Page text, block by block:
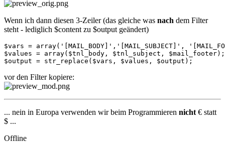
Wenn ich dann diesen 3-Zeiler (das gleiche was nach dem Filter
steht - lediglich $content zu $output geändert)
$vars = array('[MAIL_BODY]','[MAIL_SUBJECT]',
$values = array($tnl_body, $tnl_subject, $mail_footer);
$output = str_replace($vars, $values, $output);
vor den Filter kopiere:
... nein in Europa verwenden wir beim Programmieren nicht € statt
$ ...
Offline